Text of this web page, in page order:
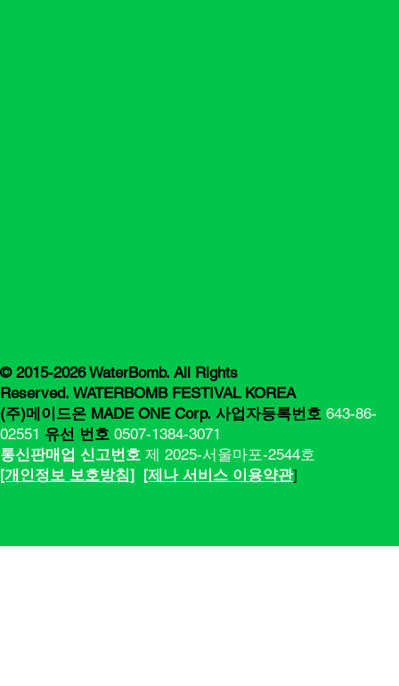
© 2015-2026 WaterBomb. All Rights
Reserved. WATERBOMB FESTIVAL KOREA
(주)메이드온 MADE ONE Corp. 사업자등록번호 643-86-
02551 유선 번호 0507-1384-3071
통신판매업 신고번호 제 2025-서울마포-2544호
[​​개인정보 보호방침] [제나 서비스 이용약관]